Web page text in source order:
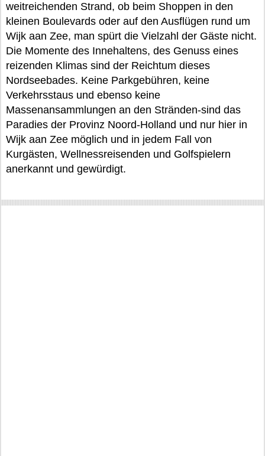
weitreichenden Strand, ob beim Shoppen in den
kleinen Boulevards oder auf den Ausflügen rund um
Wijk aan Zee, man spürt die Vielzahl der Gäste nicht.
Die Momente des Innehaltens, des Genuss eines
reizenden Klimas sind der Reichtum dieses
Nordseebades. Keine Parkgebühren, keine
Verkehrsstaus und ebenso keine
Massenansammlungen an den Stränden-sind das
Paradies der Provinz Noord-Holland und nur hier in
Wijk aan Zee möglich und in jedem Fall von
Kurgästen, Wellnessreisenden und Golfspielern
anerkannt und gewürdigt.